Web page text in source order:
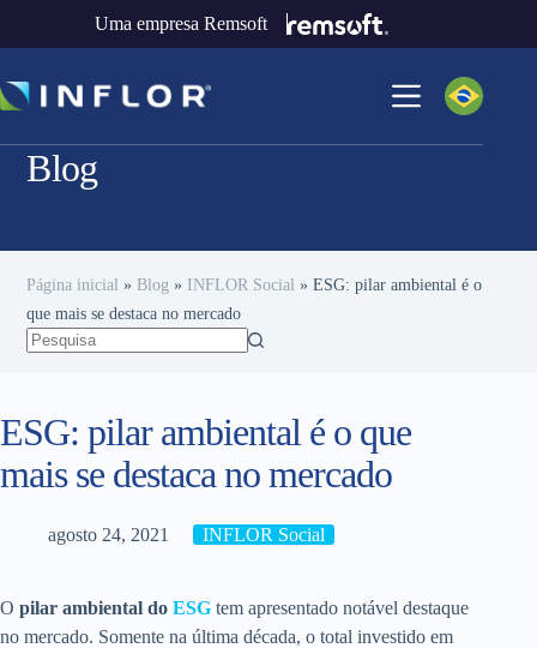
Uma empresa Remsoft
Blog
Página inicial » Blog » INFLOR Social »ESG: pilar ambiental é o
que mais se destaca no mercado
ESG: pilar ambiental é o que
mais se destaca no mercado
agosto 24, 2021 INFLOR Social
O pilar ambiental do ESG tem apresentado notável destaque
no mercado. Somente na última década, o total investido em